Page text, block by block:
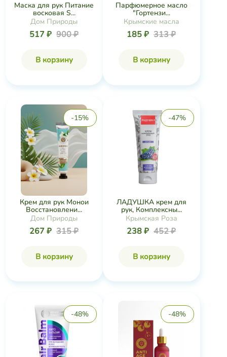
Маска для рук Питание
восковая S...
Дом Природы
517 ₽ 900 ₽
В корзину
Парфюмерное масло
"Гортензи...
Крымские масла
185 ₽ 313 ₽
В корзину
-15%
Крем для рук Монои
Восстановлени...
Дом Природы
267 ₽ 315 ₽
В корзину
-47%
ЛАДУШКА крем для
рук, Комплексны...
Крымская Роза
238 ₽ 452 ₽
В корзину
-48% -48%